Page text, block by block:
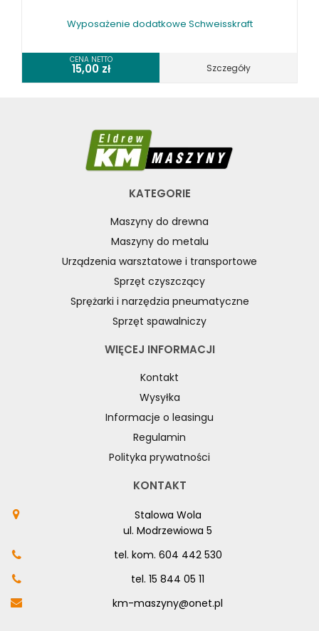
Wyposażenie dodatkowe Schweisskraft
CENA NETTO
15,00 zł Szczegóły
KATEGORIE
Maszyny do drewna
Maszyny do metalu
Urządzenia warsztatowe i transportowe
Sprzęt czyszczący
Sprężarki i narzędzia pneumatyczne
Sprzęt spawalniczy
WIĘCEJ INFORMACJI
Kontakt
Wysyłka
Informacje o leasingu
Regulamin
Polityka prywatności
KONTAKT
Stalowa Wola
ul. Modrzewiowa 5
tel. kom. 604 442 530
tel. 15 844 05 11
km-maszyny@onet.pl